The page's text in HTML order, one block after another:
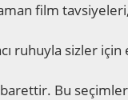
film
ruhuyla sizler
Bu